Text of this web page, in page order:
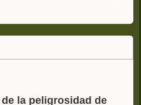
la peligrosidad de